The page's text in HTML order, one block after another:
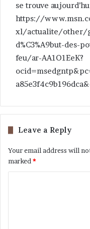
se trouve
https://
xl/actualite/other/
d%C3%A9but-des-
feu/ar-AA1O1EeK?
Leave a Reply
Your email address will
marked*